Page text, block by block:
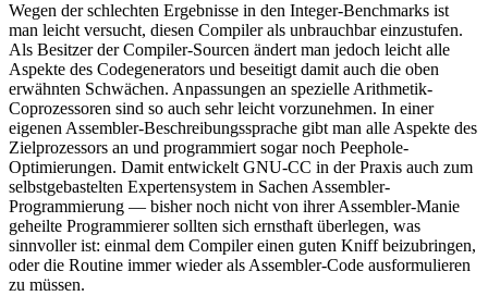
Wegen der schlechten Ergebnisse in den Integer-Benchmarks ist
man leicht versucht, diesen Compiler als unbrauchbar einzustufen.
Als Besitzer der Compiler-Sourcen ändert man jedoch leicht alle
Aspekte des Codegenerators und beseitigt damit auch die oben
erwähnten Schwächen. Anpassungen an spezielle Arithmetik-
Coprozessoren sind so auch sehr leicht vorzunehmen. In einer
eigenen Assembler-Beschreibungssprache gibt man alle Aspekte des
Zielprozessors an und programmiert sogar noch Peephole-
Optimierungen. Damit entwickelt GNU-CC in der Praxis auch zum
selbstgebastelten Expertensystem in Sachen Assembler-
Programmierung — bisher noch nicht von ihrer Assembler-Manie
geheilte Programmierer sollten sich ernsthaft überlegen, was
sinnvoller ist: einmal dem Compiler einen guten Kniff beizubringen,
oder die Routine immer wieder als Assembler-Code ausformulieren
zu müssen.